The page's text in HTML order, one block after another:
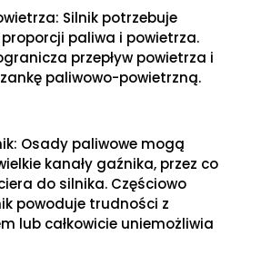
Silnik potrzebuje
paliwa i powietrza.
przepływ powietrza i
paliwowo-powietrzną.
Osady paliwowe mogą
kanały gaźnika, przez co
do silnika. Częściowo
powoduje trudności z
lub całkowicie uniemożliwia